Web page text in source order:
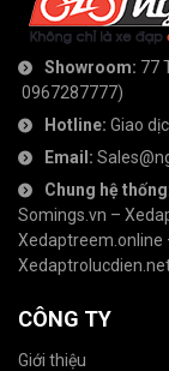
Showroom: 77
0967287777)
Hotline: Giao
Email:
Chung hệ thống
Somings.vn –
Xedaptreem.online
CÔNG TY
Giới thiệu